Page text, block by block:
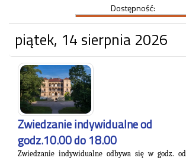
Dostępność:
piątek, 14 sierpnia 2026
Zwiedzanie indywidualne od
godz.10.00 do 18.00
Zwiedzanie indywidualne odbywa się w godz. od